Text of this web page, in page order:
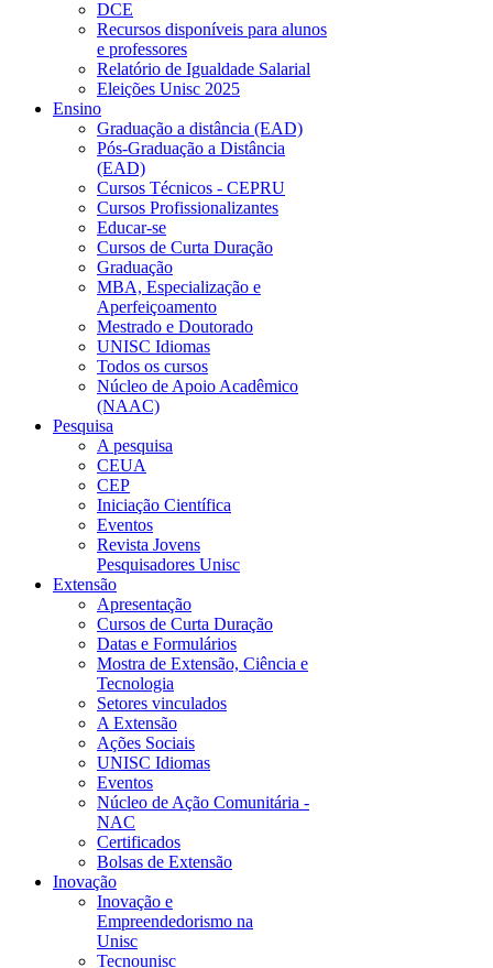
DCE
Recursos disponíveis para alunos
e professores
Relatório de Igualdade Salarial
Eleições Unisc 2025
Ensino
Graduação a distância (EAD)
Pós-Graduação a Distância
(EAD)
Cursos Técnicos - CEPRU
Cursos Profissionalizantes
Educar-se
Cursos de Curta Duração
Graduação
MBA, Especialização e
Aperfeiçoamento
Mestrado e Doutorado
UNISC Idiomas
Todos os cursos
Núcleo de Apoio Acadêmico
(NAAC)
Pesquisa
A pesquisa
CEUA
CEP
Iniciação Científica
Eventos
Revista Jovens
Pesquisadores Unisc
Extensão
Apresentação
Cursos de Curta Duração
Datas e Formulários
Mostra de Extensão, Ciência e
Tecnologia
Setores vinculados
A Extensão
Ações Sociais
UNISC Idiomas
Eventos
Núcleo de Ação Comunitária -
NAC
Certificados
Bolsas de Extensão
Inovação
Inovação e
Empreendedorismo na
Unisc
Tecnounisc